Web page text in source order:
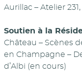
Aurillac – Atelier
Soutien à la
Château – Scènes
en Champagne –
d’Albi (en cours)